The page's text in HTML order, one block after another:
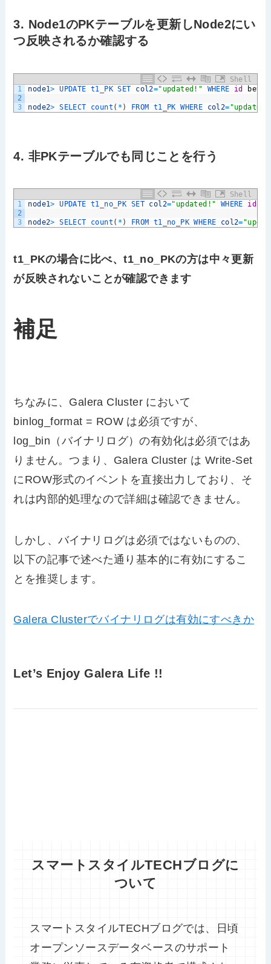
3. Node1のPKテーブルを更新しNode2にい
つ反映されるか確認する
Shell
1
2
3
node1> UPDATE t1_PK SET col2="updated!" WHERE id
node2> SELECT count ( * ) FROM t1_PK WHERE col2=
4. 非PKテーブルでも同じことを行う
Shell
1
2
3
node1> UPDATE t1_no_PK SET col2="updated!" WHERE id
node2> SELECT count ( * ) FROM t1_no_PK WHERE col2=
t1_PKの場合に比べ、t1_no_PKの方は中々更新
が反映されないことが確認できます
補足
ちなみに、Galera Cluster において
binlog_format = ROW は必須ですが、
log_bin（バイナリログ）の有効化は必須ではあ
りません。つまり、Galera Cluster は Write-Set
にROW形式のイベントを直接出力しており、そ
れは内部的処理なので詳細は確認できません。
しかし、バイナリログは必須ではないものの、
以下の記事で述べた通り基本的に有効にするこ
とを推奨します。
Galera Clusterでバイナリログは有効にすべきか
Let’s Enjoy Galera Life !!
スマートスタイルTECHブログに
ついて
スマートスタイルTECHブログでは、日頃
オープンソースデータベースのサポート